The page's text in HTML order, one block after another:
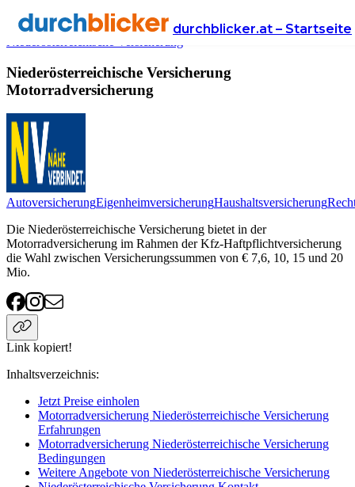
durchblicker.at – Startseite
Anbieter Versicherung
motorradversicherung
Niederösterreichische Versicherung
Motorradversicherung
AutoversicherungEigenheimversicherungHaushaltsversicherung
Die Niederösterreichische Versicherung bietet in der
Motorradversicherung im Rahmen der Kfz-Haftpflichtversicherung
die Wahl zwischen Versicherungssummen von € 7,6, 10, 15 und 20
Mio.
Link kopiert!
Inhaltsverzeichnis:
Jetzt Preise einholen
Motorradversicherung Niederösterreichische Versicherung
Erfahrungen
Motorradversicherung Niederösterreichische Versicherung
Bedingungen
Weitere Angebote von Niederösterreichische Versicherung